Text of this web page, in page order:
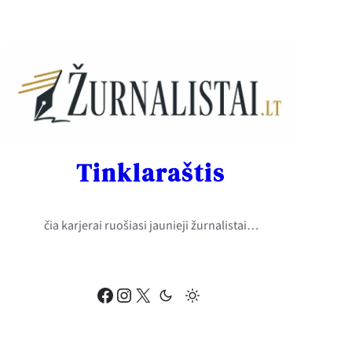
Facebook Instagram X
Tinklaraštis
čia karjerai ruošiasi jaunieji žurnalistai…